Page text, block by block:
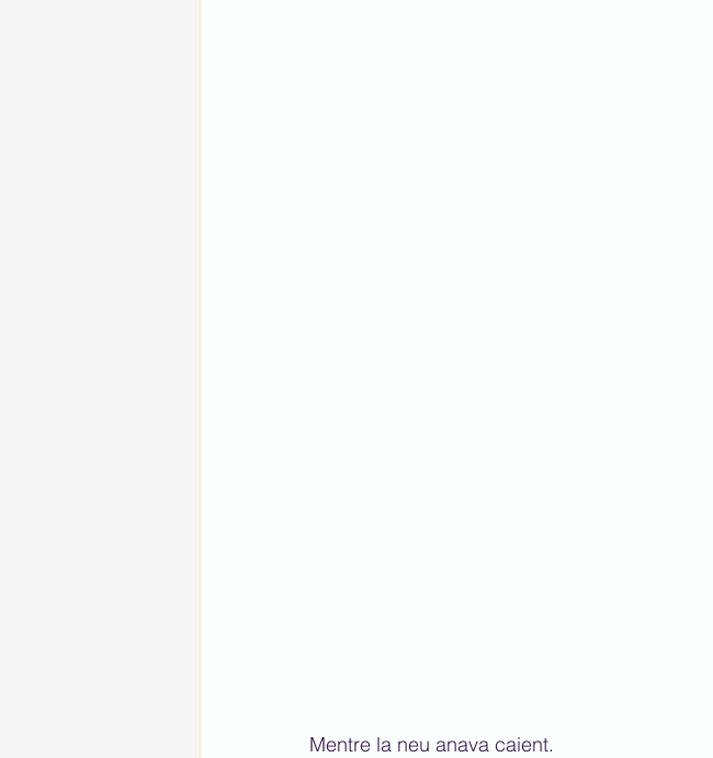
Mentre la neu anava caient.